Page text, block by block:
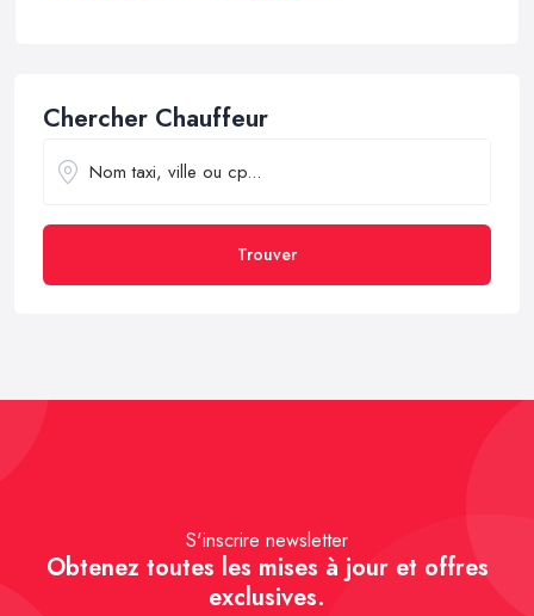
Chercher Chauffeur
Trouver
S'inscrire newsletter
Obtenez toutes les mises à jour et offres
exclusives.